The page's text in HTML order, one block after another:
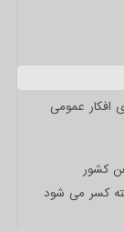
افکار عمومی
کشور
کسر می شود